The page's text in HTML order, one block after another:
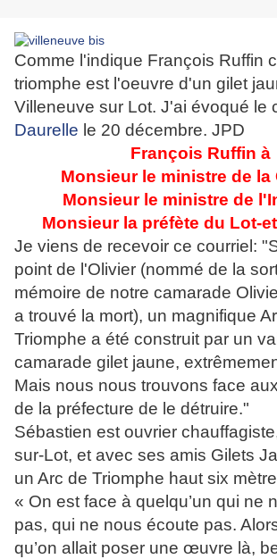
Comme l'indique François Ruffin
triomphe est l'oeuvre d'un gilet
Villeneuve sur Lot. J'ai évoqué le
Daurelle le 20 décembre. JPD
François Ruffin à
Monsieur le ministre de la
Monsieur le ministre de
Monsieur la préfète du Lot-
Je viens de recevoir ce courriel:
point de l'Olivier (nommé de la
mémoire de notre camarade
a trouvé la mort), un magnifique
Triomphe a été construit par un
camarade gilet jaune,
Mais nous nous trouvons face
de la préfecture de le détruire."
Sébastien est ouvrier
sur-Lot, et avec ses amis Gilets
un Arc de Triomphe haut six
« On est face à quelqu’un qui ne
pas, qui ne nous écoute pas.
qu’on allait poser une œuvre là,